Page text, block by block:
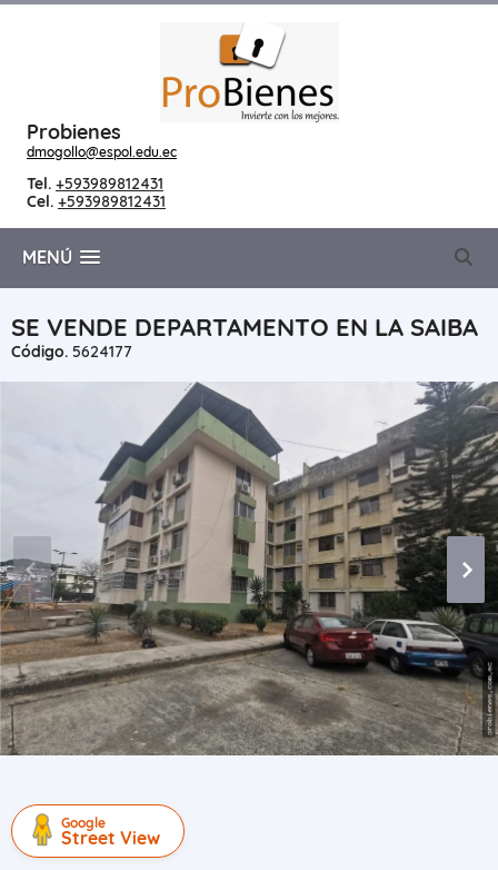
Probienes
dmogollo@espol.edu.ec
Tel. +593989812431
Cel. +593989812431
MENÚ
SE VENDE DEPARTAMENTO EN LA SAIBA
Código. 5624177
Google
Street View